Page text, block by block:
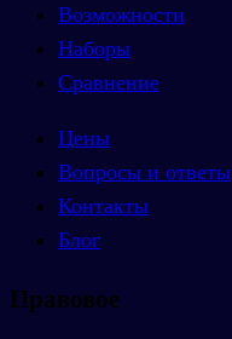
Возможности
Наборы
Сравнение
Цены
Вопросы и ответы
Контакты
Блог
Правовое